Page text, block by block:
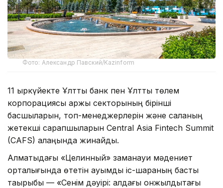
Фото: Александр Павский/Kazinform
11 қыркүйекте Ұлттық банк пен Ұлттық төлем
корпорациясы қаржы секторының бірінші
басшыларын, топ-менеджерлерін және саланың
жетекші сарапшыларын Central Asia Fintech Summit
(CAFS) алаңында жинайды.
Алматыдағы «Целинный» заманауи мәдениет
орталығында өтетін ауқымды іс-шараның басты
тақырыбы — «Сенім дәуірі: алдағы онжылдықтағы